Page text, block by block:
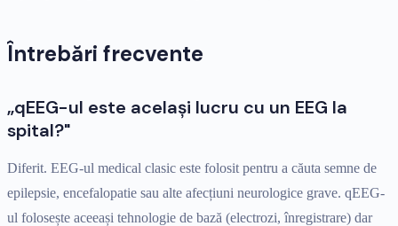
Întrebări frecvente
„qEEG-ul este același lucru cu un EEG la
spital?"
Diferit. EEG-ul medical clasic este folosit pentru a căuta semne de
epilepsie, encefalopatie sau alte afecțiuni neurologice grave. qEEG-
ul folosește aceeași tehnologie de bază (electrozi, înregistrare) dar